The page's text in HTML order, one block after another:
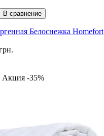
В сравнение
Белоснежка Homefort
Акция -35%